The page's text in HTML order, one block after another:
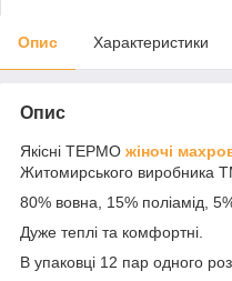
Опис Характеристики
Опис
Якісні ТЕРМО жіночі
Житомирського виробника
80% вовна, 15% поліамід,
Дуже теплі та комфортні.
В упаковці 12 пар одного